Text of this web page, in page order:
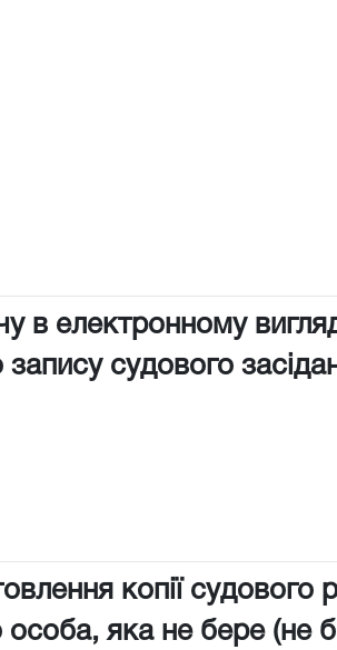
в електронному
запису судового
копії судового
особа, яка не бере (не